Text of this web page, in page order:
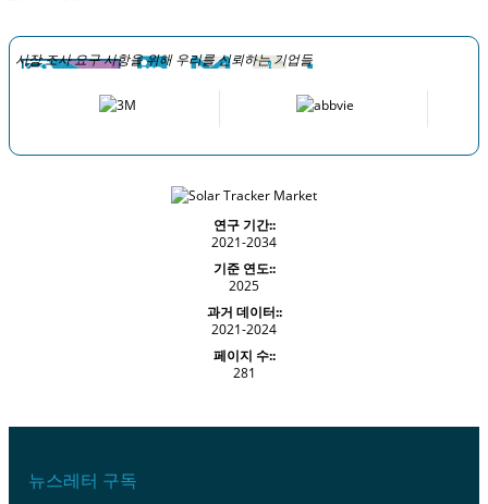
시장 조사 요구 사항을 위해 우리를 신뢰하는 기업들
연구 기간::
2021-2034
기준 연도::
2025
과거 데이터::
2021-2024
페이지 수::
281
뉴스레터 구독